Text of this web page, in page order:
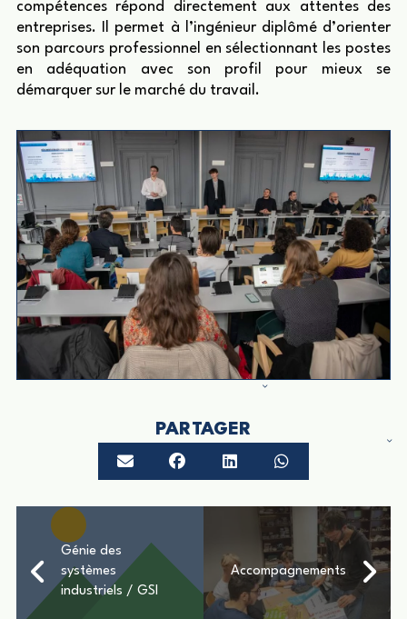
compétences répond directement aux attentes des
entreprises. Il permet à l’ingénieur diplômé d’orienter
son parcours professionnel en sélectionnant les postes
en adéquation avec son profil pour mieux se
démarquer sur le marché du travail.
PARTAGER
Génie des
systèmes
industriels / GSI
Accompagnements